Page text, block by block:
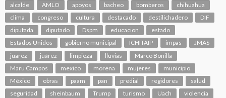
alcalde AMLO apoyos bacheo bomberos
chihuahua
clima
congreso cultura destacado destilichadero
DIF
diputada
diputado Dspm educacion
estado
Estados Unidos
gobierno municipal ICHITAIP impas
JMAS
juarez
juárez limpieza lluvias
Marco Bonilla
Maru Campos
mexico morena mujeres
municipio
México
obras paam pan predial regidores
salud
seguridad
sheinbaum Trump turismo Uach violencia